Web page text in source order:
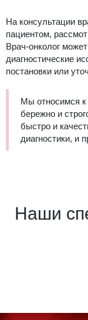
На консультации
пациентом,
Врач-онколог
диагностические
постановки или
Мы относимся к
бережно и
быстро и
диагностики, и
Наши